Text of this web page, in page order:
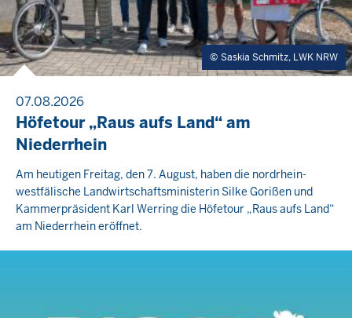
Saskia Schmitz, LWK NRW
07.08.2026
Höfetour „Raus aufs Land“ am
Niederrhein
Am heutigen Freitag, den 7. August, haben die nordrhein-
westfälische Landwirtschaftsministerin Silke Gorißen und
Kammerpräsident Karl Werring die Höfetour „Raus aufs Land“
am Niederrhein eröffnet.